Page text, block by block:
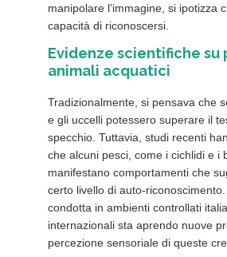
manipolare l’immagine, si ipotizza
capacità di riconoscersi.
Evidenze scientifiche su
animali acquatici
Tradizionalmente, si pensava che
e gli uccelli potessero superare il
specchio. Tuttavia, studi recenti
che alcuni pesci, come i cichlidi e i
manifestano comportamenti che
certo livello di auto-
condotta in ambienti controllati
internazionali sta aprendo nuove
percezione sensoriale di queste